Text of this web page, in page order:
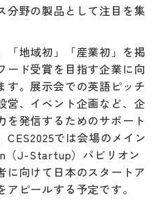
分野の製品として注目を集
「地域初」「産業初」を掲
ード受賞を目指す企業に向
す。展示会での英語ピッチ
営、イベント企画など、企
を発信するためのサポート
CES2025では会場のメイン
（J-Startup）パビリオン
に向けて日本のスタートア
ピールする予定です。